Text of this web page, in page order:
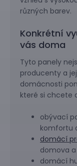
různých barev.
Konkrétní
vás doma
Tyto panely
producenty a
domácnosti
které si chcete
obývací
komfortu
domácí
domova
domácí